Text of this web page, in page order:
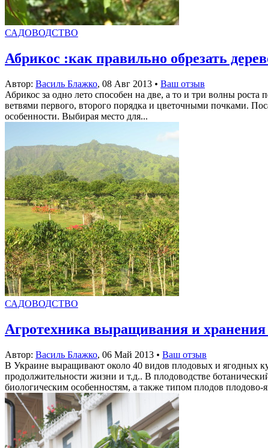
САДОВОДСТВО
Абрикос :как правильно обрезать
Автор: Василь Блажко, 08 Авг 2013 • Ваш отзыв
Абрикос за одно лето способен на две, а то и три волны
ветвями первого, второго порядка и цветочными почками.
особенности. Выбирая место для...
САДОВОДСТВО
Агротехника выращивания и хранения
Автор: Василь Блажко, 06 Май 2013 • Ваш отзыв
В Украине выращивают около 40 видов плодовых и ягодных
продолжительности жизни и т.д.. В плодоводстве
биологическим особенностям, а также типом плодов плодово-